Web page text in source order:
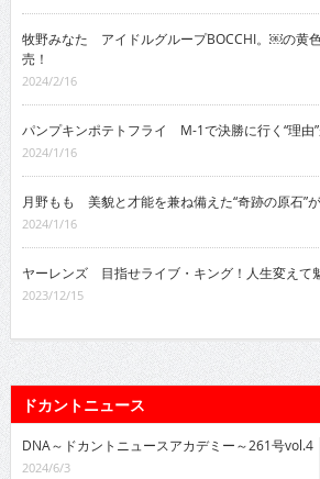
牧野みなた アイドルグループBOCCHI。￼の黄
売！
2024/2/16
パンプキンポテトフライ M-1で決勝に行く“理由
2024/1/16
月野もも 美貌と才能を兼ね備えた“奇跡の原石”
2024/1/16
ヤーレンズ 目指せライブ・キング！人生変えて
2023/12/15
ドカントニュース
DNA～ドカントニュースアカデミー～261号vol.4
2024/6/3